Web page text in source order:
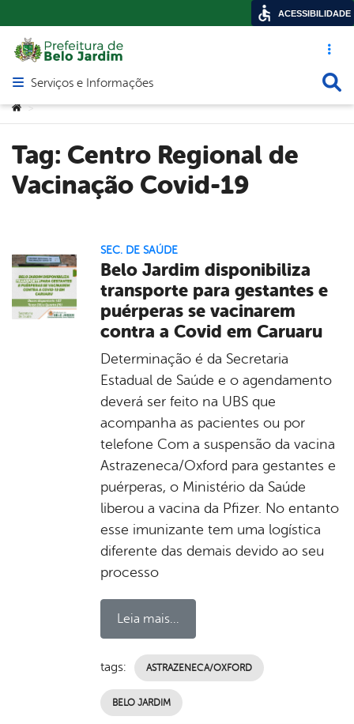
Acesso
Abrir menu principal de navegação
Serviços e Informações
Você está aqui:
>
Tag: Centro Regional de
Vacinação Covid-19
SEC. DE SAÚDE
Belo Jardim disponibiliza
transporte para gestantes e
puérperas se vacinarem
contra a Covid em Caruaru
Determinação é da Secretaria
Estadual de Saúde e o agendamento
deverá ser feito na UBS que
acompanha as pacientes ou por
telefone Com a suspensão da vacina
Astrazeneca/Oxford para gestantes e
puérperas, o Ministério da Saúde
liberou a vacina da Pfizer. No entanto
esse imunizante tem uma logística
diferente das demais devido ao seu
processo
Leia mais...
tags: ASTRAZENECA/OXFORD
BELO JARDIM
ACESSIBILIDADE